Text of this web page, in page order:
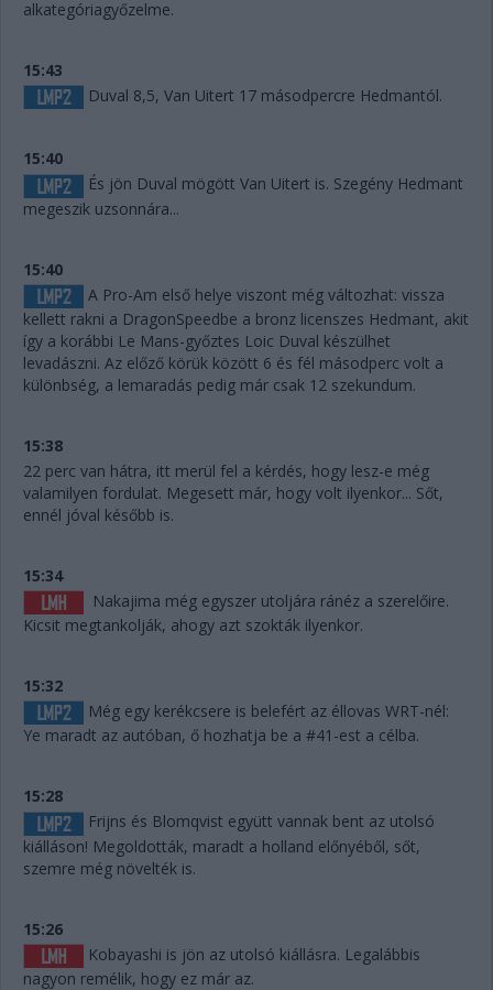
alkategóriagyőzelme.
15:43
Duval 8,5, Van Uitert 17 másodpercre Hedmantól.
15:40
És jön Duval mögött Van Uitert is. Szegény Hedmant
megeszik uzsonnára...
15:40
A Pro-Am első helye viszont még változhat: vissza
kellett rakni a DragonSpeedbe a bronz licenszes Hedmant, akit
így a korábbi Le Mans-győztes Loic Duval készülhet
levadászni. Az előző körük között 6 és fél másodperc volt a
különbség, a lemaradás pedig már csak 12 szekundum.
15:38
22 perc van hátra, itt merül fel a kérdés, hogy lesz-e még
valamilyen fordulat. Megesett már, hogy volt ilyenkor... Sőt,
ennél jóval később is.
15:34
Nakajima még egyszer utoljára ránéz a szerelőire.
Kicsit megtankolják, ahogy azt szokták ilyenkor.
15:32
Még egy kerékcsere is belefért az éllovas WRT-nél:
Ye maradt az autóban, ő hozhatja be a #41-est a célba.
15:28
Frijns és Blomqvist együtt vannak bent az utolsó
kiálláson! Megoldották, maradt a holland előnyéből, sőt,
szemre még növelték is.
15:26
Kobayashi is jön az utolsó kiállásra. Legalábbis
nagyon remélik, hogy ez már az.